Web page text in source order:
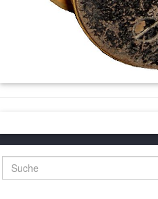
Suche